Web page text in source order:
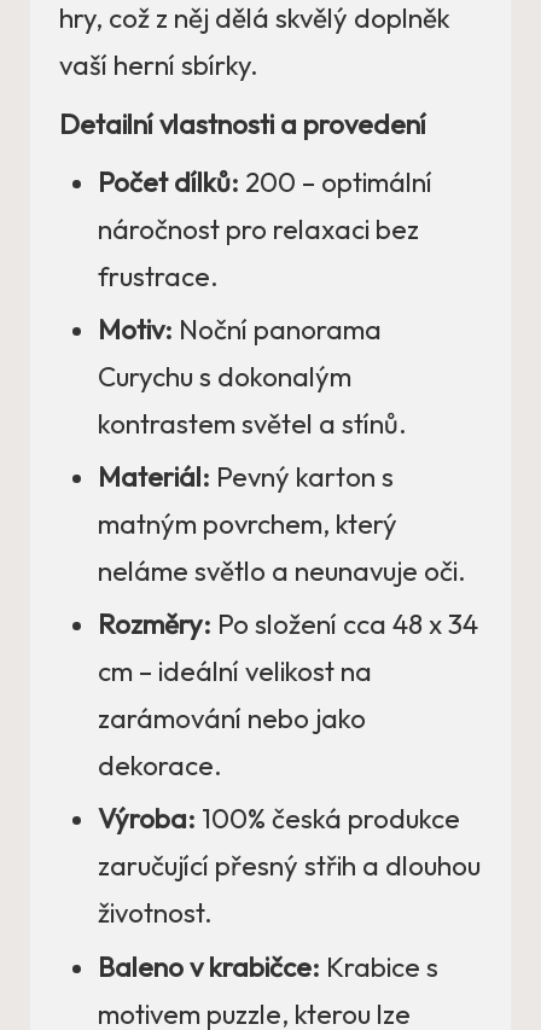
hry, což z něj dělá skvělý doplněk
vaší herní sbírky.
Detailní vlastnosti a provedení
Počet dílků: 200 – optimální
náročnost pro relaxaci bez
frustrace.
Motiv: Noční panorama
Curychu s dokonalým
kontrastem světel a stínů.
Materiál: Pevný karton s
matným povrchem, který
neláme světlo a neunavuje oči.
Rozměry: Po složení cca 48 x 34
cm – ideální velikost na
zarámování nebo jako
dekorace.
Výroba: 100% česká produkce
zaručující přesný střih a dlouhou
životnost.
Baleno v krabičce: Krabice s
motivem puzzle, kterou lze